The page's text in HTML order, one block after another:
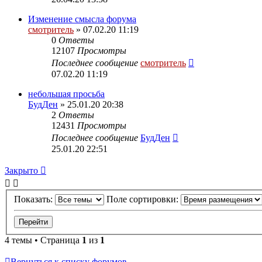
Изменение смысла форума
смотритель » 07.02.20 11:19
0 Ответы
12107 Просмотры
Последнее сообщение смотритель
07.02.20 11:19
небольшая просьба
БудДен » 25.01.20 20:38
2 Ответы
12431 Просмотры
Последнее сообщение БудДен
25.01.20 22:51
Закрыто
Показать: Поле сортировки:
4 темы • Страница 1 из 1